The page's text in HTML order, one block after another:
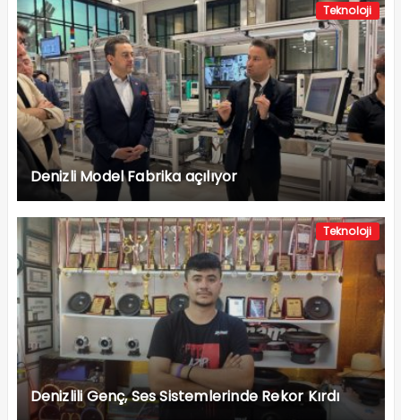
Teknoloji
Denizli Model Fabrika açılıyor
Teknoloji
Denizlili Genç, Ses Sistemlerinde Rekor Kırdı